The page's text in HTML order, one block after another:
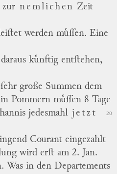
zur nemlichen Zeit
werden muͤſſen. Eine
kuͤnftig entſtehen,
große Summen dem
Pommern muͤſſen 8 Tage
20
jedesmahl jetzt
Courant eingezahlt
wird erſt am 2. Jan.
Was in den Departements